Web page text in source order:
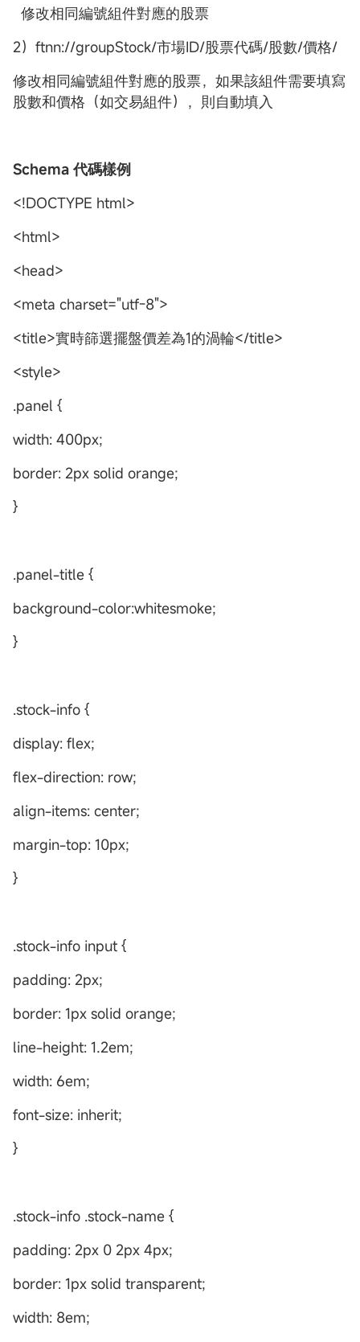
修改相同編號組件對應的股票
2）ftnn://groupStock/市場ID/股票代碼/股數/價格/
修改相同編號組件對應的股票，如果該組件需要填寫
股數和價格（如交易組件），則自動填入
Schema 代碼樣例
<!DOCTYPE html>
<html>
<head>
<meta charset="utf-8">
<title>實時篩選擺盤價差為1的渦輪</title>
<style>
.panel {
width: 400px;
border: 2px solid orange;
}
.panel-title {
background-color:whitesmoke;
}
.stock-info {
display: flex;
flex-direction: row;
align-items: center;
margin-top: 10px;
}
.stock-info input {
padding: 2px;
border: 1px solid orange;
line-height: 1.2em;
width: 6em;
font-size: inherit;
}
.stock-info .stock-name {
padding: 2px 0 2px 4px;
border: 1px solid transparent;
width: 8em;